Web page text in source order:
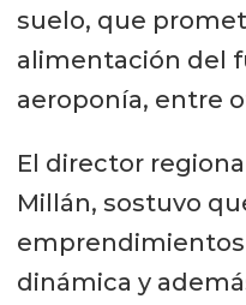
suelo, que
alimentación del
aeroponía, entre
El director
Millán, sostuvo
dinámica y